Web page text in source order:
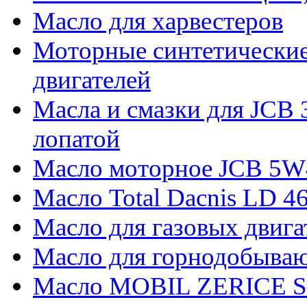
Масло для харвестеров
Моторные
двигателей
Масла и смазки для JCB
лопатой
Масло моторное JCB
Масло Total Dacnis LD
Масло для газовых
Масло для
Масло MOBIL ZERICE